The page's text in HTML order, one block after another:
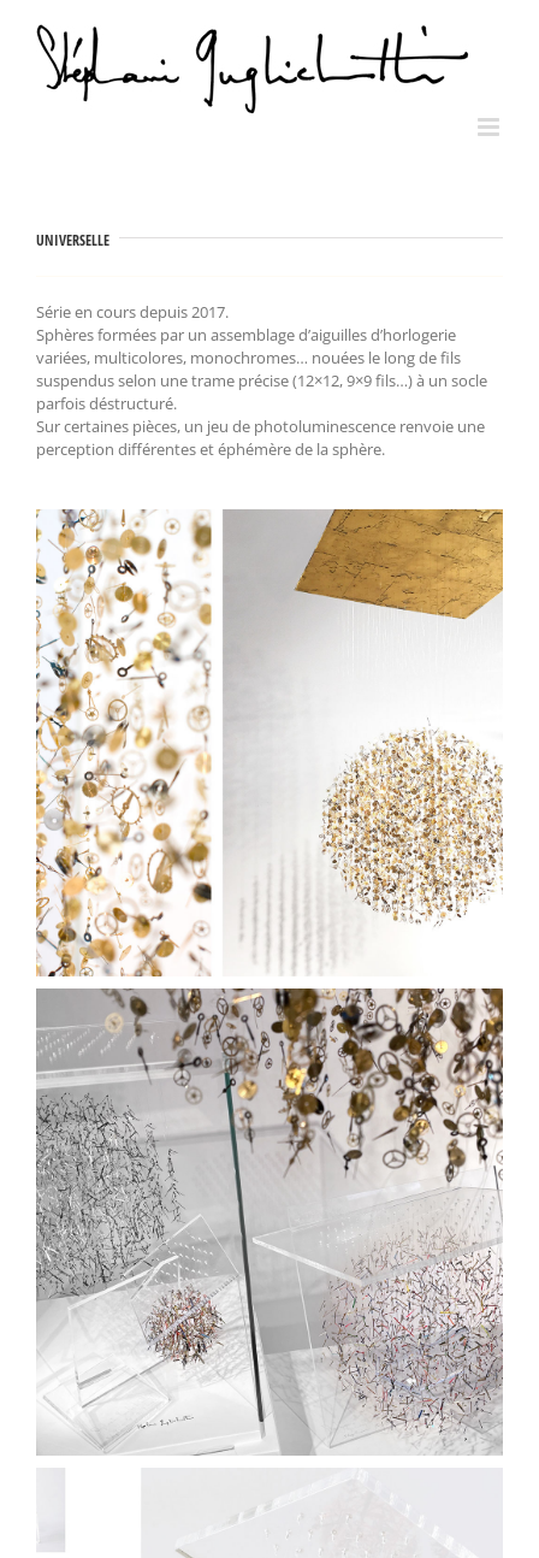
content
UNIVERSELLE
Série en cours depuis 2017.
Sphères formées par un assemblage d’aiguilles d’horlogerie
variées, multicolores, monochromes… nouées le long de fils
suspendus selon une trame précise (12×12, 9×9 fils…) à un socle
parfois déstructuré.
Sur certaines pièces, un jeu de photoluminescence renvoie une
perception différentes et éphémère de la sphère.